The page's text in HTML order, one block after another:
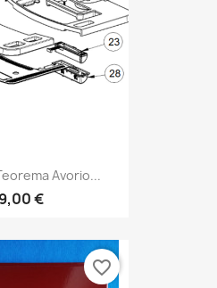
Avorio...
€
favorite_border